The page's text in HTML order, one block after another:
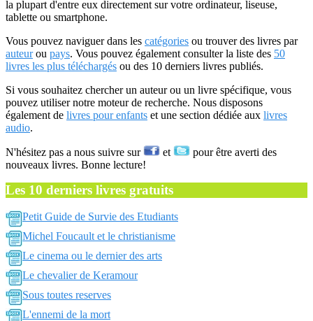
la plupart d'entre eux directement sur votre ordinateur, liseuse,
tablette ou smartphone.
Vous pouvez naviguer dans les catégories ou trouver des livres par
auteurou pays. Vous pouvez également consulter la liste des 50
livres les plus téléchargés ou des 10 derniers livres publiés.
Si vous souhaitez chercher un auteur ou un livre spécifique, vous
pouvez utiliser notre moteur de recherche. Nous disposons
également de livres pour enfants et une section dédiée aux livres
audio.
N'hésitez pas a nous suivre sur et
pour être averti des
nouveaux livres. Bonne lecture!
Les 10 derniers livres gratuits
Petit Guide de Survie des Etudiants
Michel Foucault et le christianisme
Le cinema ou le dernier des arts
Le chevalier de Keramour
Sous toutes reserves
L'ennemi de la mort